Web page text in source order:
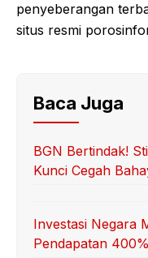
penyeberangan
situs resmi
Baca Juga
BGN Bertindak!
Kunci Cegah
Investasi Negara
Pendapatan